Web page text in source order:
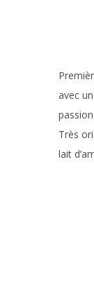
avec
Très
lait